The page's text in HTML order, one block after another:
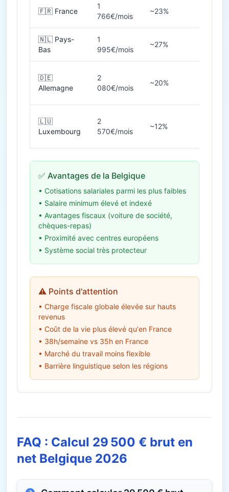
🇫🇷 France
1
766€/mois
~23%
🇳🇱 Pays-
Bas
1
995€/mois
~27%
🇩🇪
Allemagne
2
080€/mois
~20%
🇱🇺
Luxembourg
2
570€/mois
~12%
✅ Avantages de la Belgique
• Cotisations salariales parmi les plus faibles
• Salaire minimum élevé et indexé
• Avantages fiscaux (voiture de société,
chèques-repas)
• Proximité avec centres européens
• Système social très protecteur
⚠️ Points d'attention
• Charge fiscale globale élevée sur hauts
revenus
• Coût de la vie plus élevé qu'en France
• 38h/semaine vs 35h en France
• Marché du travail moins flexible
• Barrière linguistique selon les régions
FAQ : Calcul 29 500 € brut en
net Belgique 2026